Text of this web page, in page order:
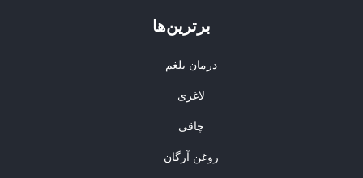
برترین‌ها
درمان بلغم
لاغری
چاقی
روغن آرگان